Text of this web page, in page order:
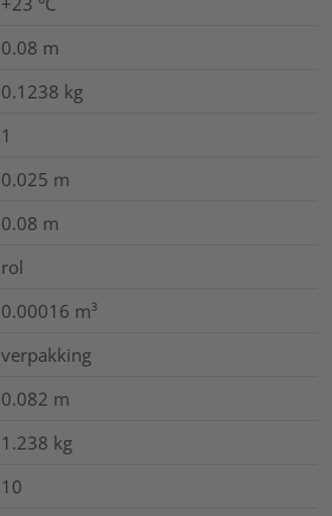
0.08 m
0.1238 kg
1
0.025 m
0.08 m
rol
0.00016 m³
verpakking
0.082 m
1.238 kg
10